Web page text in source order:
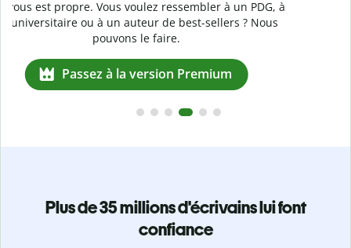
Plus de 35 millions d'écrivains lui font
confiance